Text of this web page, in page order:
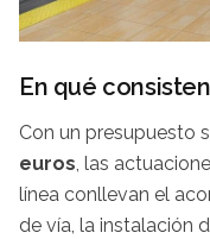
En qué
Con un presupuesto
euros, las
línea conllevan el
de vía, la instalación